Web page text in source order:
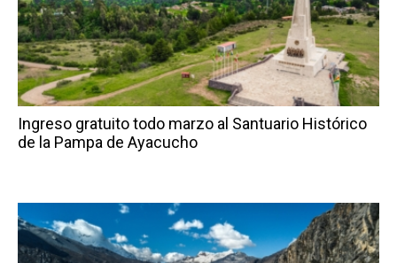
Ingreso gratuito todo marzo al Santuario Histórico
de la Pampa de Ayacucho